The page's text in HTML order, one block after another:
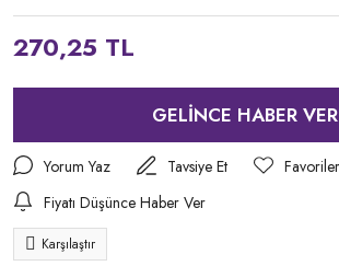
270,25 TL
GELİNCE HABER VER
Yorum Yaz
Tavsiye Et
Fiyatı Düşünce Haber Ver
Karşılaştır